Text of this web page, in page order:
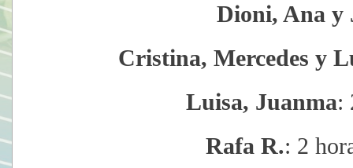
Dioni, Ana y
Cristina, Mercedes y
Luisa, Juanma:
Rafa R.: 2